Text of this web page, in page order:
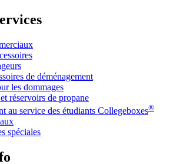
de déménagement
les dommages
réservoirs de propane
au service des étudiants Collegeboxes®
spéciales